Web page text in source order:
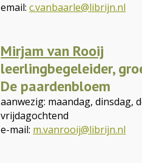
email:c.vanbaarle@librijn.nl
Mirjam van Rooij
leerlingbegeleider,
De paardenbloem
aanwezig: maandag, dinsdag,
vrijdagochtend
e-mail: m.vanrooij@librijn.nl